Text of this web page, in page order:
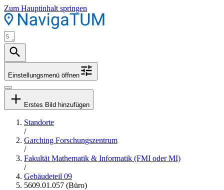
Zum Hauptinhalt springen
Einstellungsmenü öffnen
Erstes Bild hinzufügen
Standorte
/
Garching Forschungszentrum
/
Fakultät Mathematik & Informatik (FMI oder MI)
/
Gebäudeteil 09
5609.01.057 (Büro)